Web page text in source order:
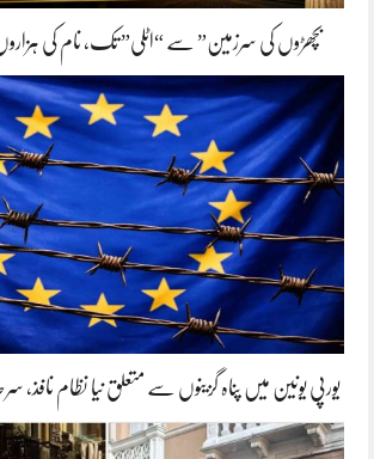
بچھڑوں کی سرزمین” سے “اٹلی” تک، نام کی
یورپی یونین میں پناہ گزینوں سے متعلق نیا نظام نافذ،